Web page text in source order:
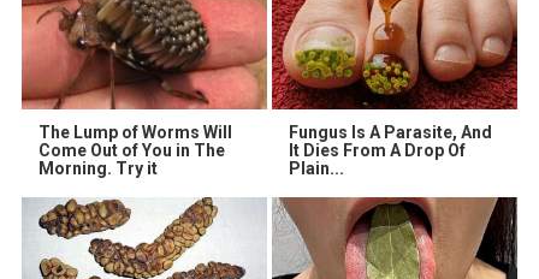
The Lump of Worms Will
Come Out of You in The
Morning. Try it
Fungus Is A Parasite, And
It Dies From A Drop Of
Plain...